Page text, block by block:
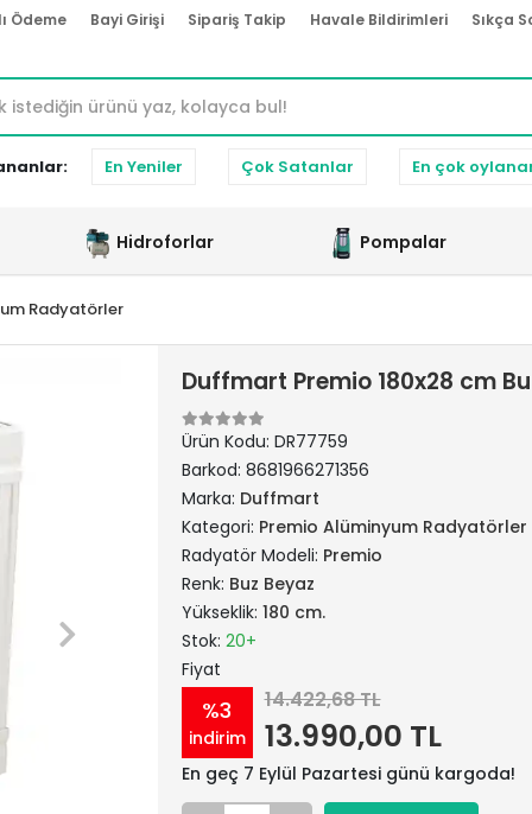
Ödeme Bayi Girişi Sipariş Takip Havale Bildirimleri Sıkça
En Yeniler Çok Satanlar En çok
Hidroforlar Pompalar
Radyatörler
Duffmart Premio 180x28 cm
Ürün Kodu: DR77759
Barkod: 8681966271356
Marka: Duffmart
Kategori: Premio Alüminyum Radyatörler
Radyatör Modeli: Premio
Renk: Buz Beyaz
Yükseklik: 180 cm.
Stok: 20+
Fiyat
%3
indirim
14.422,68 TL
13.990,00 TL
En geç 7 Eylül Pazartesi günü kargoda!